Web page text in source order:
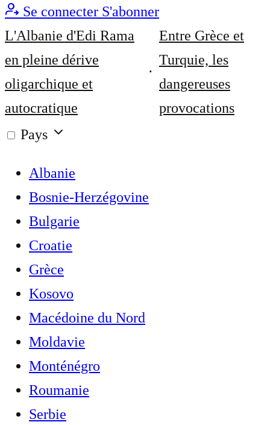
Se connecter S'abonner
L'Albanie d'Edi Rama
en pleine dérive
oligarchique et
autocratique
Entre Grèce et
Turquie, les
dangereuses
provocations
Pays
Albanie
Bosnie-Herzégovine
Bulgarie
Croatie
Grèce
Kosovo
Macédoine du Nord
Moldavie
Monténégro
Roumanie
Serbie